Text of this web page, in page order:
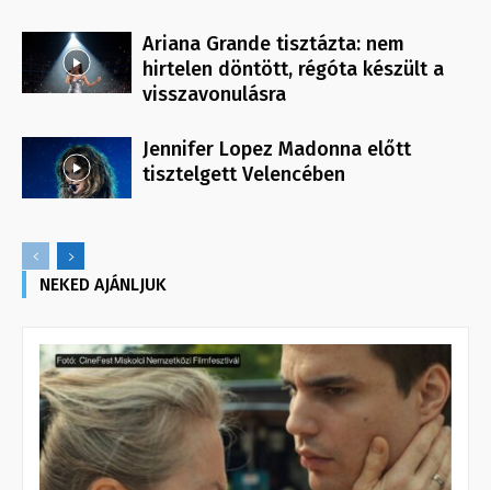
Ariana Grande tisztázta: nem
hirtelen döntött, régóta készült a
visszavonulásra
Jennifer Lopez Madonna előtt
tisztelgett Velencében
NEKED AJÁNLJUK